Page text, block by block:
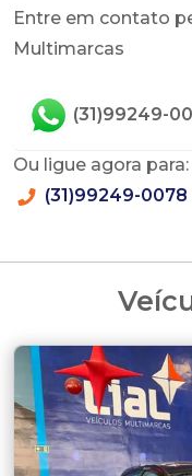
Entre em contato
Multimarcas
(31)99249-
Ou ligue agora para:
(31)99249-0078